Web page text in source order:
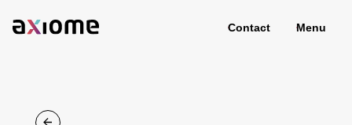
Contact Menu